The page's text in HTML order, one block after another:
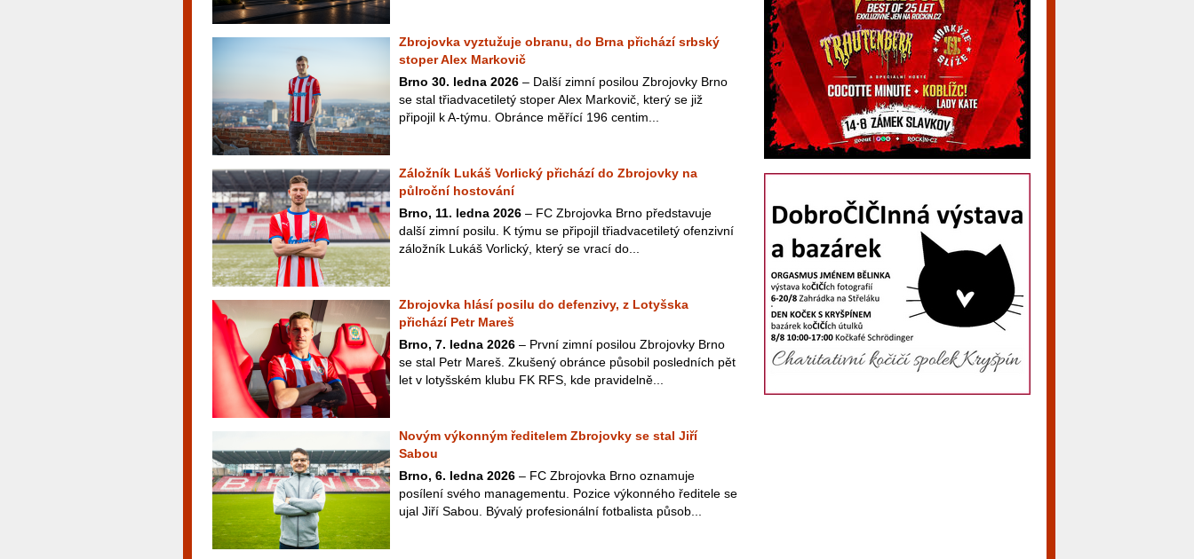
Zbrojovka vyztužuje obranu, do Brna přichází srbský
stoper Alex Markovič
Brno 30. ledna 2026 – Další zimní posilou Zbrojovky Brno
se stal třiadvacetiletý stoper Alex Markovič, který se již
připojil k A-týmu. Obránce měřící 196 centim...
Záložník Lukáš Vorlický přichází do Zbrojovky na
půlroční hostování
Brno, 11. ledna 2026 – FC Zbrojovka Brno představuje
další zimní posilu. K týmu se připojil třiadvacetiletý ofenzivní
záložník Lukáš Vorlický, který se vrací do...
Zbrojovka hlásí posilu do defenzivy, z Lotyšska
přichází Petr Mareš
Brno, 7. ledna 2026 – První zimní posilou Zbrojovky Brno
se stal Petr Mareš. Zkušený obránce působil posledních pět
let v lotyšském klubu FK RFS, kde pravidelně...
Novým výkonným ředitelem Zbrojovky se stal Jiří
Sabou
Brno, 6. ledna 2026 – FC Zbrojovka Brno oznamuje
posílení svého managementu. Pozice výkonného ředitele se
ujal Jiří Sabou. Bývalý profesionální fotbalista působ...